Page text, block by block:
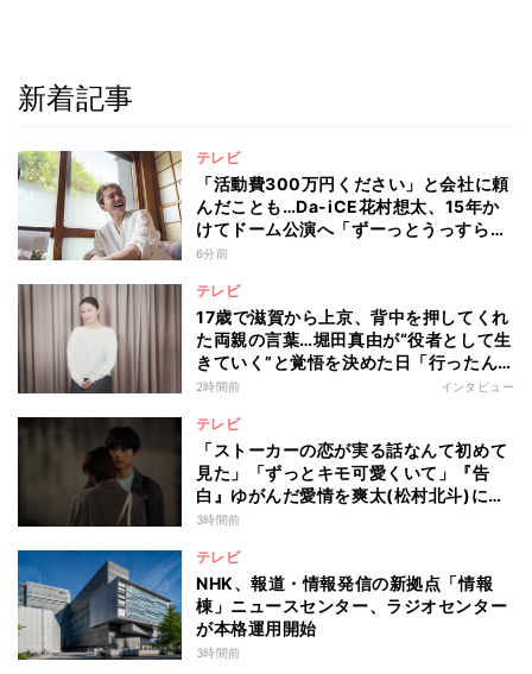
新着記事
テレビ
「活動費300万円ください」と会社に頼
んだことも…Da-iCE花村想太、15年か
けてドーム公演へ「ずーっとうっすらや
けど右肩上がり続けられていた」
6分前
テレビ
17歳で滋賀から上京、背中を押してくれ
た両親の言葉…堀田真由が“役者として生
きていく”と覚悟を決めた日「行ったん
やったら、もう帰られへんな」
2時間前 インタビュー
テレビ
「ストーカーの恋が実る話なんて初めて
見た」「ずっとキモ可愛くいて」『告
白』ゆがんだ愛情を爽太(松村北斗)に向
ける視聴者の声
3時間前
テレビ
NHK、報道・情報発信の新拠点「情報
棟」ニュースセンター、ラジオセンター
が本格運用開始
3時間前